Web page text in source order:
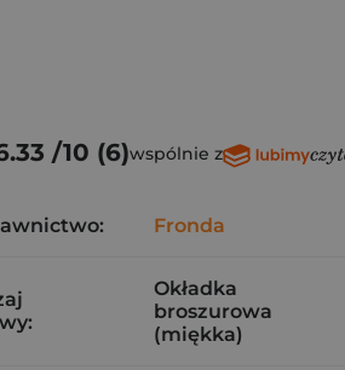
/10 (6)wspólnie z
Fronda
Okładka
broszurowa
(miękka)